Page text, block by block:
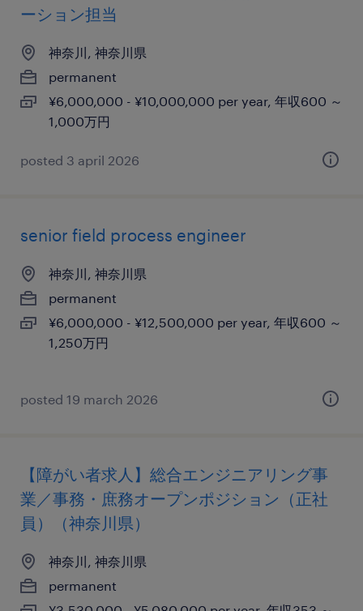
ーション担当
神奈川, 神奈川県
permanent
¥6,000,000 - ¥10,000,000 per year, 年収600 ～
1,000万円
posted 3 april 2026
senior field process engineer
神奈川, 神奈川県
permanent
¥6,000,000 - ¥12,500,000 per year, 年収600 ～
1,250万円
posted 19 march 2026
【障がい者求人】総合エンジニアリング事
業／事務・庶務オープンポジション（正社
員）（神奈川県）
神奈川, 神奈川県
permanent